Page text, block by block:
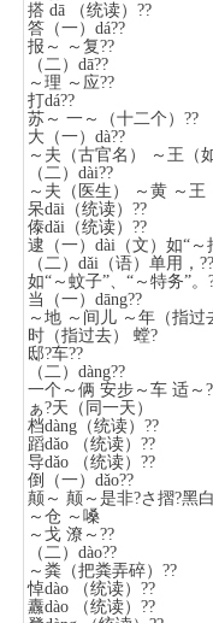
搭 dā （统读）??
答（一）dá??
报～ ～复??
（二）dā??
～理 ～应??
打dá??
苏～ 一～（十二个）??
大（一）dà??
～夫（古官名） ～王（
（二）dài??
～夫（医生） ～黄 ～王
呆dāi（统读）??
傣dǎi（统读）??
逮（一）dài（文）如“～
（二）dǎi（语）单用，??
如“～蚊子”、“～特务”。
当（一）dāng??
～地 ～间儿 ～年（指
时（指过去） 螳?
邸?车??
（二）dàng??
一个～俩 安步～车 适～
ぁ?天（同一天）
档dàng（统读）??
蹈dǎo （统读）??
导dǎo （统读）??
倒（一）dǎo??
颠～ 颠～是非?さ摺?黑
～仓 ～嗓
～戈 潦～??
（二）dào??
～粪（把粪弄碎）??
悼dào （统读）??
纛dào （统读）??